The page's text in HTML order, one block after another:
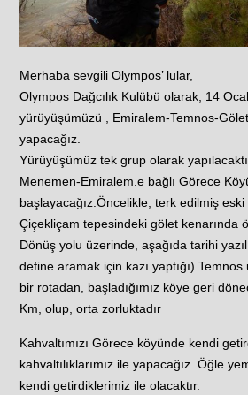
Merhaba sevgili Olympos’ lular,
Olympos Dağcılık Kulübü olarak, 14
yürüyüşümüzü , Emiralem-Temnos-
yapacağız.
Yürüyüşümüz tek grup olarak
Menemen-Emiralem.e bağlı Görece
başlayacağız.Öncelikle, terk edilmiş eski
Çiçekliçam tepesindeki gölet kenarında
Dönüş yolu üzerinde, aşağıda tarihi
define aramak için kazı yaptığı)
bir rotadan, başladığımız köye geri
Km, olup, orta zorluktadır
Kahvaltımızı Görece köyünde kendi
kahvaltılıklarımız ile yapacağız. Öğle
kendi getirdiklerimiz ile olacaktır.